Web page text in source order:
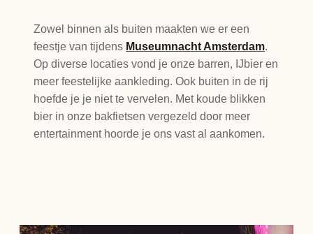
Zowel binnen als buiten maakten we er een
feestje van tijdens Museumnacht Amsterdam.
Op diverse locaties vond je onze barren, IJbier en
meer feestelijke aankleding. Ook buiten in de rij
hoefde je je niet te vervelen. Met koude blikken
bier in onze bakfietsen vergezeld door meer
entertainment hoorde je ons vast al aankomen.